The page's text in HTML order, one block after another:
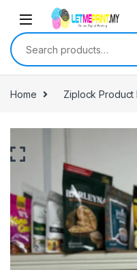
Search for:
Home Ziplock Product